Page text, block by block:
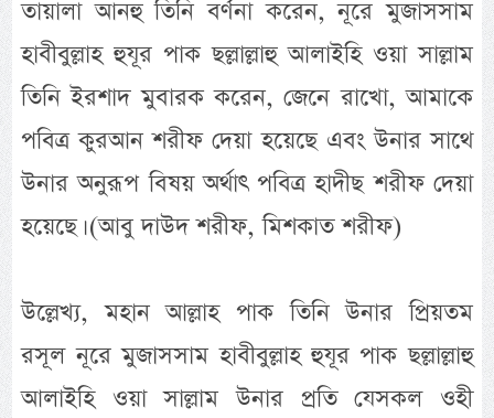
তায়ালা আনহু তিনি বর্ণনা করেন, নূরে মুজাসসাম
হাবীবুল্লাহ হুযূর পাক ছল্লাল্লাহু আলাইহি ওয়া সাল্লাম
তিনি ইরশাদ মুবারক করেন, জেনে রাখো, আমাকে
পবিত্র কুরআন শরীফ দেয়া হয়েছে এবং উনার সাথে
উনার অনুরূপ বিষয় অর্থাৎ পবিত্র হাদীছ শরীফ দেয়া
হয়েছে। (আবু দাউদ শরীফ, মিশকাত শরীফ)
উল্লেখ্য, মহান আল্লাহ পাক তিনি উনার প্রিয়তম
রসূল নূরে মুজাসসাম হাবীবুল্লাহ হুযূর পাক ছল্লাল্লাহু
আলাইহি ওয়া সাল্লাম উনার প্রতি যেসকল ওহী